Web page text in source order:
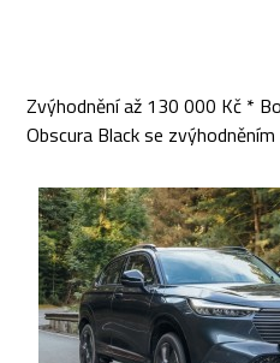
Zvýhodnění až 130 000 Kč *
Obscura Black se